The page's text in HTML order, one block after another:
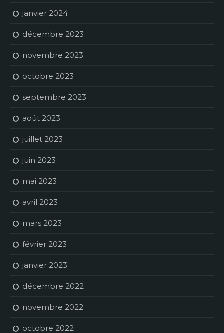
janvier 2024
décembre 2023
novembre 2023
octobre 2023
septembre 2023
août 2023
juillet 2023
juin 2023
mai 2023
avril 2023
mars 2023
février 2023
janvier 2023
décembre 2022
novembre 2022
octobre 2022